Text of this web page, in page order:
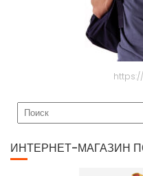
ИНТЕРНЕТ-МАГАЗИН